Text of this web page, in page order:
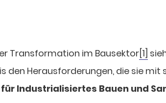
Transformation im Bausektor[1]
den Herausforderungen, die sie
Industrialisiertes Bauen und